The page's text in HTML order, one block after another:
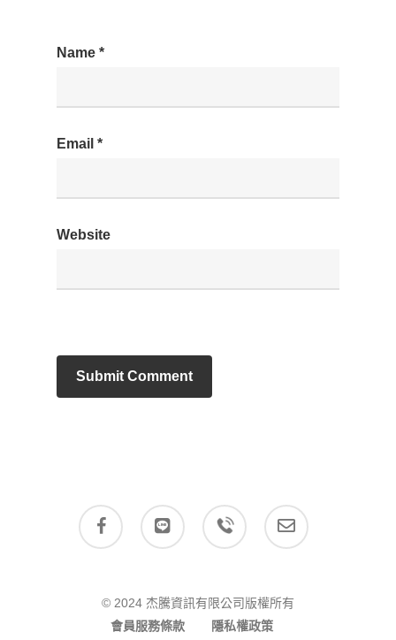
Name *
Email *
Website
facebook stackexchangetelegram email
© 2024 杰騰資訊有限公司版權所有
會員服務條款
隱私權政策